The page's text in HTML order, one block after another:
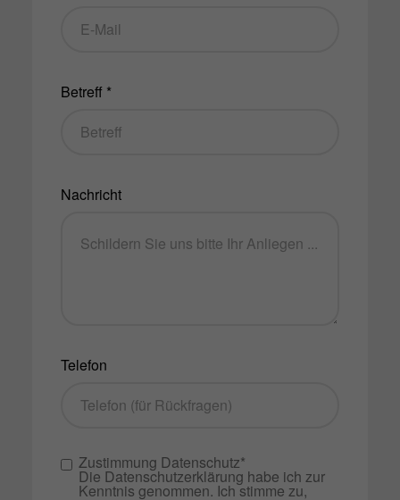
Betreff *
Nachricht
Telefon
Zustimmung Datenschutz*
Die Datenschutzerklärung habe ich zur
Kenntnis genommen. Ich stimme zu,